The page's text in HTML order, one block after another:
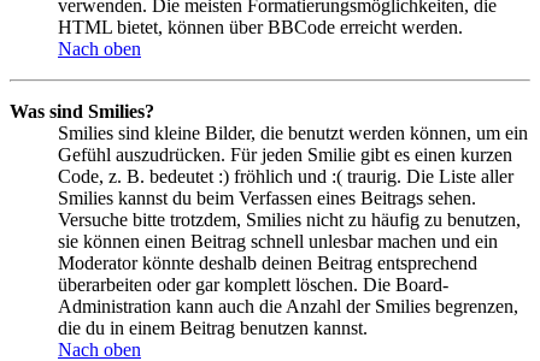
verwenden. Die meisten Formatierungsmöglichkeiten, die
HTML bietet, können über BBCode erreicht werden.
Nach oben
Was sind Smilies?
Smilies sind kleine Bilder, die benutzt werden können, um ein
Gefühl auszudrücken. Für jeden Smilie gibt es einen kurzen
Code, z. B. bedeutet :) fröhlich und :( traurig. Die Liste aller
Smilies kannst du beim Verfassen eines Beitrags sehen.
Versuche bitte trotzdem, Smilies nicht zu häufig zu benutzen,
sie können einen Beitrag schnell unlesbar machen und ein
Moderator könnte deshalb deinen Beitrag entsprechend
überarbeiten oder gar komplett löschen. Die Board-
Administration kann auch die Anzahl der Smilies begrenzen,
die du in einem Beitrag benutzen kannst.
Nach oben